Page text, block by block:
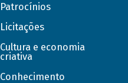
Patrocínios
Licitações
Cultura e economia
criativa
Conhecimento